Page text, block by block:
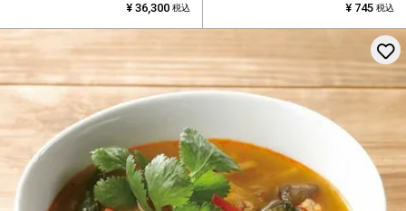
¥ 36,300 税込 ¥ 745 税込